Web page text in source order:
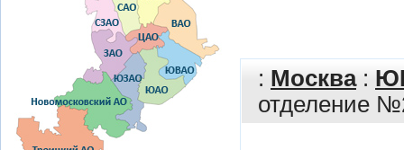
: Москва:
отделение